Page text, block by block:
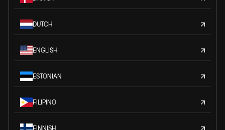
DUTCH
ENGLISH
ESTONIAN
FILIPINO
FINNISH